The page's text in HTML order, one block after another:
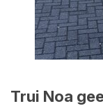
Trui Noa